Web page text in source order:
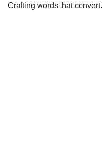
Crafting words that convert.